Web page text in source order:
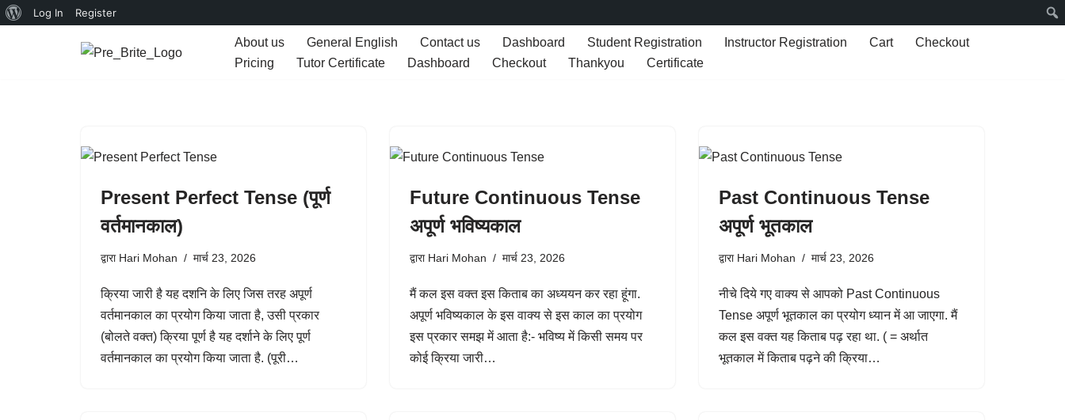
Log In Register
About us General English Contact us Dashboard Student Registration Instructor Registration Cart
Checkout
Pricing
Tutor Certificate Dashboard Checkout Thankyou Certificate
Present Perfect Tense (पूर्ण
वर्तमानकाल)
द्वारा Hari Mohan मार्च 23, 2026
क्रिया जारी है यह दशनि के लिए जिस तरह अपूर्ण
वर्तमानकाल का प्रयोग किया जाता है, उसी प्रकार
(बोलते वक्त) क्रिया पूर्ण है यह दर्शाने के लिए पूर्ण
वर्तमानकाल का प्रयोग किया जाता है. (पूरी…
Future Continuous Tense
अपूर्ण भविष्यकाल
द्वारा Hari Mohan मार्च 23, 2026
मैं कल इस वक्त इस किताब का अध्ययन कर रहा हूंगा.
अपूर्ण भविष्यकाल के इस वाक्य से इस काल का प्रयोग
इस प्रकार समझ में आता है:- भविष्य में किसी समय पर
कोई क्रिया जारी…
Past Continuous Tense
अपूर्ण भूतकाल
द्वारा Hari Mohan मार्च 23, 2026
नीचे दिये गए वाक्य से आपको Past Continuous
Tense अपूर्ण भूतकाल का प्रयोग ध्यान में आ जाएगा. मैं
कल इस वक्त यह किताब पढ़ रहा था. ( = अर्थात
भूतकाल में किताब पढ़ने की क्रिया…